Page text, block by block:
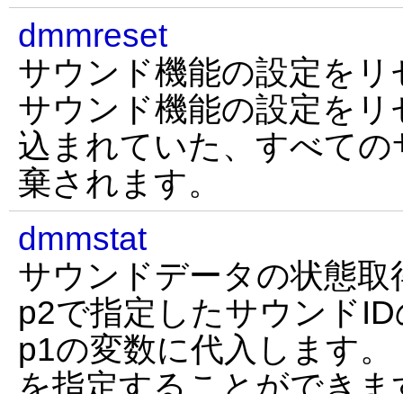
dmmreset
サウンド機能の設定をリ
サウンド機能の設定を
込まれていた、すべて
棄されます。
dmmstat
サウンドデータの状態取
p2で指定したサウンド
p1の変数に代入します
を指定することができ